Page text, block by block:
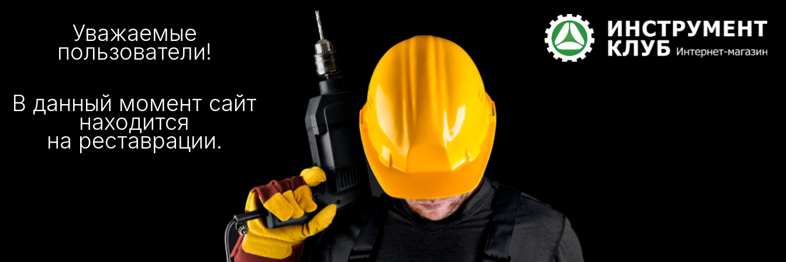
Уважаемые
пользователи!
В данный момент сайт
находится
на реставрации.